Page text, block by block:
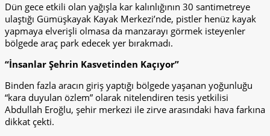
Dün gece etkili olan yağışla kar kalınlığının 30 santimetreye
ulaştığı Gümüşkayak Kayak Merkezi’nde, pistler henüz kayak
yapmaya elverişli olmasa da manzarayı görmek isteyenler
bölgede araç park edecek yer bırakmadı.
“İnsanlar Şehrin Kasvetinden Kaçıyor”
Binden fazla aracın giriş yaptığı bölgede yaşanan yoğunluğu
“kara duyulan özlem” olarak nitelendiren tesis yetkilisi
Abdullah Eroğlu, şehir merkezi ile zirve arasındaki hava farkına
dikkat çekti.